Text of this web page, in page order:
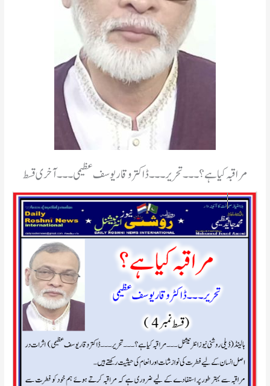
مراقبہ کیا ہے؟۔۔۔تحریر۔۔۔ڈاکتر وقار یوسف عظیمی۔۔۔آخری قسط